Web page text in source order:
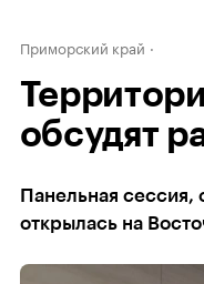
Приморский край
обсудят
Панельная сессия,
открылась на